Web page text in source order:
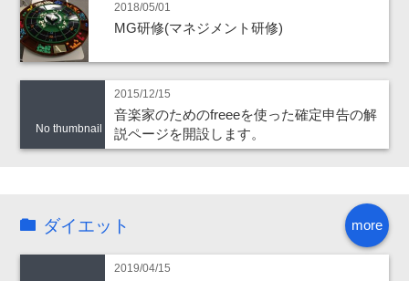
2018/05/01
MG研修(マネジメント研修)
No thumbnail
2015/12/15
音楽家のためのfreeeを使った確定申告の解
説ページを開設します。
more
ダイエット
2019/04/15